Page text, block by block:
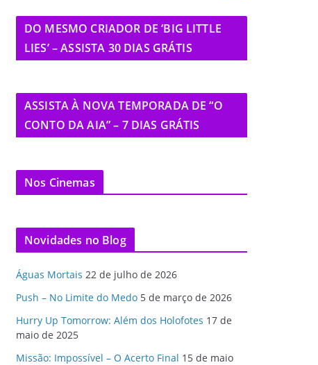
DO MESMO CRIADOR DE ‘BIG LITTLE
LIES’ – ASSISTA 30 DIAS GRÁTIS
ASSISTA À NOVA TEMPORADA DE “O
CONTO DA AIA” – 7 DIAS GRÁTIS
Nos Cinemas
Novidades no Blog
Águas Mortais 22 de julho de 2026
Push – No Limite do Medo 5 de março de 2026
Hurry Up Tomorrow: Além dos Holofotes 17 de
maio de 2025
Missão: Impossível – O Acerto Final 15 de maio